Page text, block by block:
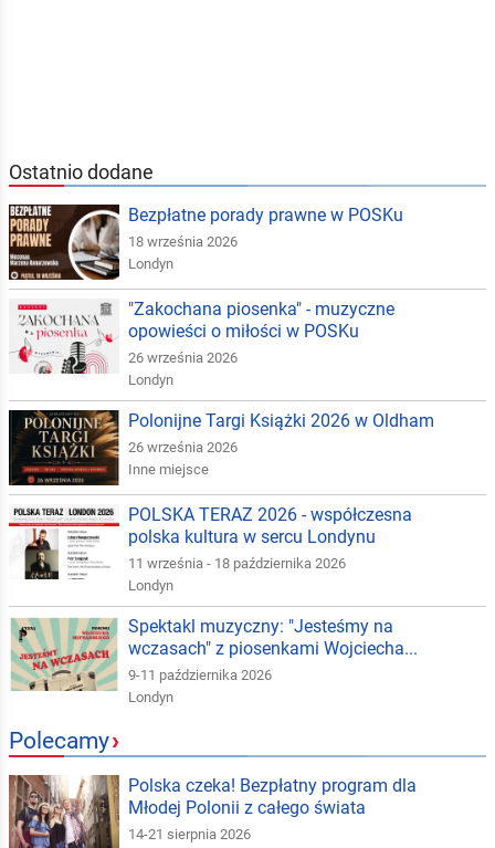
Ostatnio dodane
Bezpłatne porady prawne w POSKu
18 września 2026
Londyn
"Zakochana piosenka" - muzyczne
opowieści o miłości w POSKu
26 września 2026
Londyn
Polonijne Targi Książki 2026 w Oldham
26 września 2026
Inne miejsce
POLSKA TERAZ 2026 - współczesna
polska kultura w sercu Londynu
11 września - 18 października 2026
Londyn
Spektakl muzyczny: "Jesteśmy na
wczasach" z piosenkami Wojciecha...
9-11 października 2026
Londyn
Polecamy›
Polska czeka! Bezpłatny program dla
Młodej Polonii z całego świata
14-21 sierpnia 2026